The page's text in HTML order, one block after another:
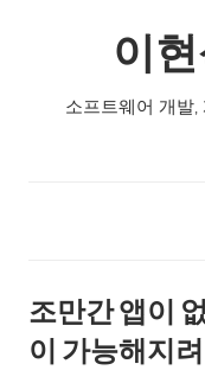
이
소프트웨어 개발,
조만간 앱이
이 가능해지